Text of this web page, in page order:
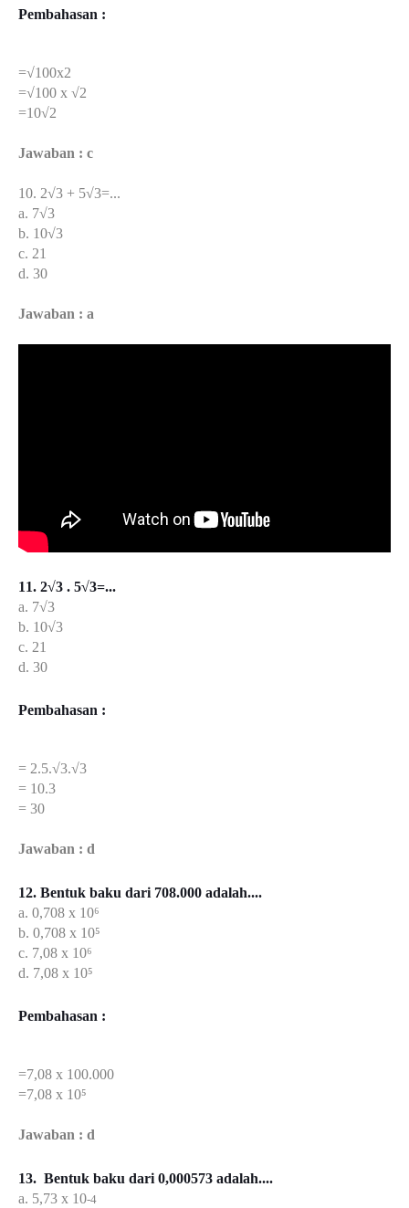
Pembahasan :
=√100x2
=√100 x √2
=10√2
Jawaban : c
10. 2√3 + 5√3=...
a. 7√3
b. 10√3
c. 21
d. 30
Jawaban : a
11. 2√3 . 5√3=...
a. 7√3
b. 10√3
c. 21
d. 30
Pembahasan :
= 2.5.√3.√3
= 10.3
= 30
Jawaban : d
12. Bentuk baku dari 708.000 adalah....
a. 0,708 x 10⁶
b. 0,708 x 10⁵
c. 7,08 x 10⁶
d. 7,08 x 10⁵
Pembahasan :
=7,08 x 100.000
=7,08 x 10⁵
Jawaban : d
13. Bentuk baku dari 0,000573 adalah....
a. 5,73 x 10-4